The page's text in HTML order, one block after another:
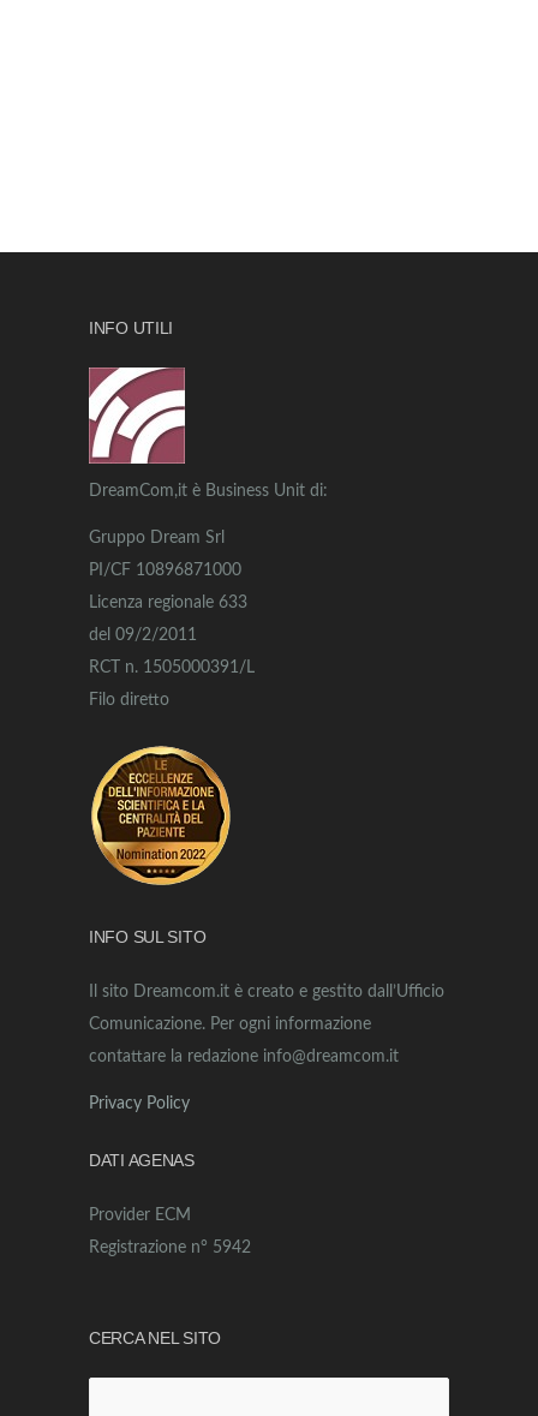
INFO UTILI
DreamCom,it è Business Unit di:
Gruppo Dream Srl
PI/CF 10896871000
Licenza regionale 633
del 09/2/2011
RCT n. 1505000391/L
Filo diretto
INFO SUL SITO
Il sito Dreamcom.it è creato e gestito dall’Ufficio
Comunicazione. Per ogni informazione
contattare la redazione info@dreamcom.it
Privacy Policy
DATI AGENAS
Provider ECM
Registrazione n° 5942
CERCA NEL SITO